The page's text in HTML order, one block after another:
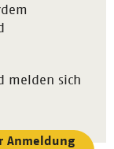
melden sich
Anmeldung